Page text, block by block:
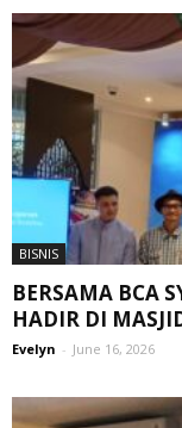
BISNIS
BERSAMA BCA
HADIR DI
Evelyn - June 16, 2026